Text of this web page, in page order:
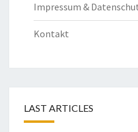
Impressum &
Kontakt
LAST ARTICLES